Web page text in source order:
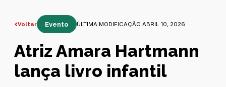
Voltar Evento ÚLTIMA MODIFICAÇÃO ABRIL 10, 2026
Atriz Amara Hartmann
lança livro infantil